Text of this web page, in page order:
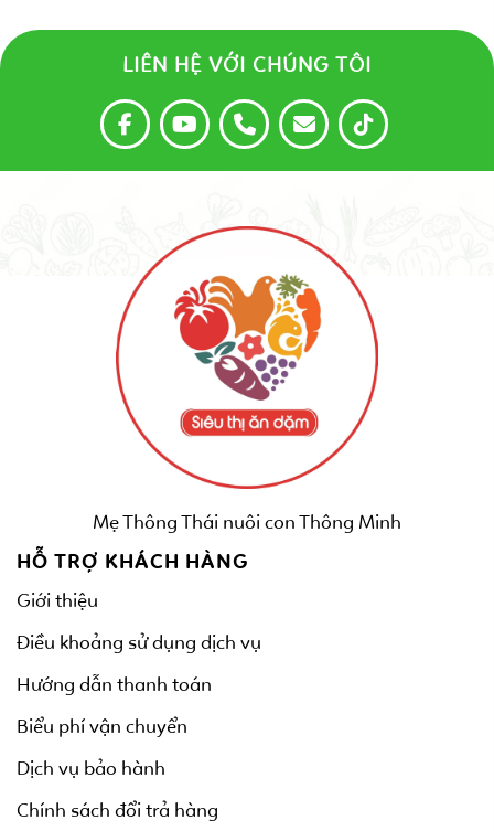
LIÊN HỆ VỚI CHÚNG TÔI
Mẹ Thông Thái nuôi con Thông Minh
HỖ TRỢ KHÁCH HÀNG
Giới thiệu
Điều khoảng sử dụng dịch vụ
Hướng dẫn thanh toán
Biểu phí vận chuyển
Dịch vụ bảo hành
Chính sách đổi trả hàng